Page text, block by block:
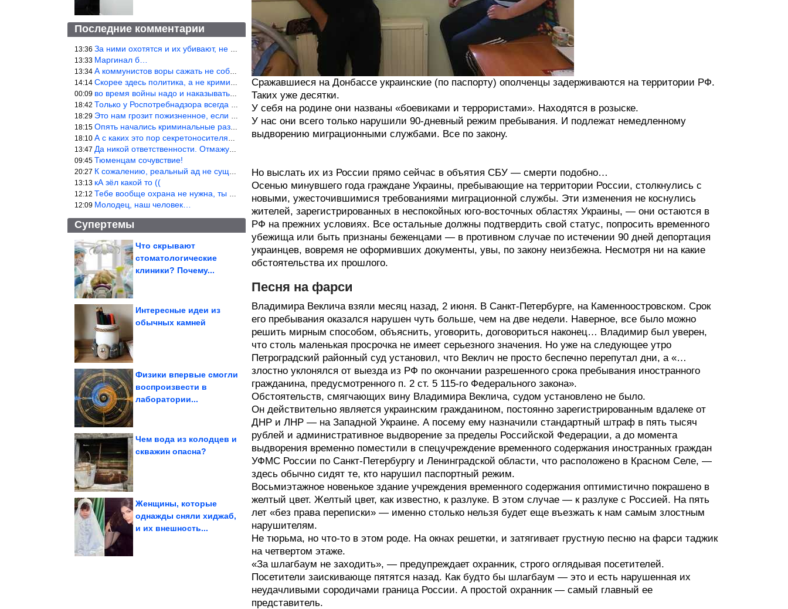
Последние комментарии
13:36 За ними охотятся и их убивают, не ужели не понял?
13:33 Маргинал б…
13:34 А коммунистов воры сажать не собираются ???
14:14 Скорее здесь политика, а не криминал. Хотя эти два понятия начин
00:09 во время войны надо и наказывать по законам военного времени, а
18:42 Только у Роспотребнадзора всегда и все в порядке! Когда касается
18:29 Это нам грозит пожизненное, если только грозно посмотреть в их с
18:15 Опять начались криминальные разборки аля 90е!
18:10 А с каких это пор секретоносителям положена охрана? Это его зада
13:47 Да никой ответственности. Отмажутся.
09:45 Тюменцам сочувствие!
20:27 К сожалению, реальный ад не существует.
13:13 кА зёл какой то ((
12:12 Тебе вообще охрана не нужна, ты никакой ценности не представляеш
12:09 Молодец, наш человек…
Супертемы
5 малоизвестных, но
планеты, от...
Что скрывают
стоматологические
клиники? Почему...
Интересные идеи из
обычных камней
Физики впервые смогли
воспроизвести в
лаборатории...
Чем вода из колодцев и
скважин опасна?
хватает россиянам
Женщины, которые
однажды сняли хиджаб,
и их внешность...
Сражавшиеся на Донбассе украинские (по паспорту) ополченцы задерживаются на территории РФ.
Таких уже десятки.
У себя на родине они названы «боевиками и террористами». Находятся в розыске.
У нас они всего только нарушили 90-дневный режим пребывания. И подлежат немедленному
выдворению миграционными службами. Все по закону.
Но выслать их из России прямо сейчас в объятия СБУ — смерти подобно…
Осенью минувшего года граждане Украины, пребывающие на территории России, столкнулись с
новыми, ужесточившимися требованиями миграционной службы. Эти изменения не коснулись
жителей, зарегистрированных в неспокойных юго-восточных областях Украины, — они остаются в
РФ на прежних условиях. Все остальные должны подтвердить свой статус, попросить временного
убежища или быть признаны беженцами — в противном случае по истечении 90 дней депортация
украинцев, вовремя не оформивших документы, увы, по закону неизбежна. Несмотря ни на какие
обстоятельства их прошлого.
Песня на фарси
Владимира Веклича взяли месяц назад, 2 июня. В Санкт-Петербурге, на Каменноостровском. Срок
его пребывания оказался нарушен чуть больше, чем на две недели. Наверное, все было можно
решить мирным способом, объяснить, уговорить, договориться наконец… Владимир был уверен,
что столь маленькая просрочка не имеет серьезного значения. Но уже на следующее утро
Петроградский районный суд установил, что Веклич не просто беспечно перепутал дни, а «…
злостно уклонялся от выезда из РФ по окончании разрешенного срока пребывания иностранного
гражданина, предусмотренного п. 2 ст. 5 115-го Федерального закона».
Обстоятельств, смягчающих вину Владимира Веклича, судом установлено не было.
Он действительно является украинским гражданином, постоянно зарегистрированным вдалеке от
ДНР и ЛНР — на Западной Украине. А посему ему назначили стандартный штраф в пять тысяч
рублей и административное выдворение за пределы Российской Федерации, а до момента
выдворения временно поместили в спецучреждение временного содержания иностранных граждан
УФМС России по Санкт-Петербургу и Ленинградской области, что расположено в Красном Селе, —
здесь обычно сидят те, кто нарушил паспортный режим.
Восьмиэтажное новенькое здание учреждения временного содержания оптимистично покрашено в
желтый цвет. Желтый цвет, как известно, к разлуке. В этом случае — к разлуке с Россией. На пять
лет «без права переписки» — именно столько нельзя будет еще въезжать к нам самым злостным
нарушителям.
Не тюрьма, но что-то в этом роде. На окнах решетки, и затягивает грустную песню на фарси таджик
на четвертом этаже.
«За шлагбаум не заходить», — предупреждает охранник, строго оглядывая посетителей.
Посетители заискивающе пятятся назад. Как будто бы шлагбаум — это и есть нарушенная их
неудачливыми сородичами граница России. А простой охранник — самый главный ее
представитель.